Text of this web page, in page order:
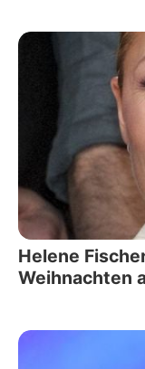
Helene
Weihnachten